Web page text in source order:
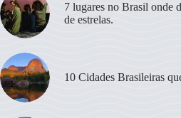
7 lugares no Brasil onde
de estrelas.
10 Cidades Brasileiras